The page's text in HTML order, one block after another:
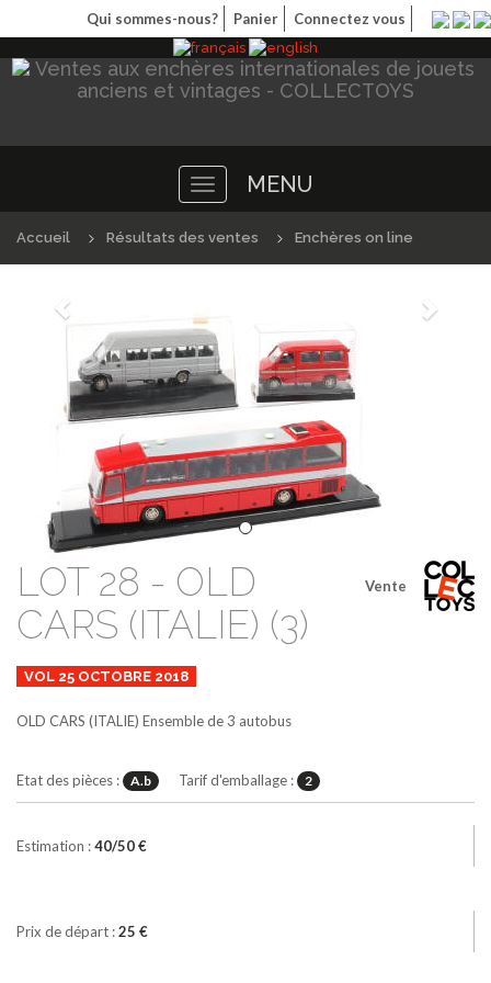
Qui sommes-nous? Panier Connectez vous
Toggle
navigation
MENU
Accueil Résultats des ventes Enchères on line
Précédént
Vente
LOT 28 - OLD
CARS (ITALIE) (3)
VOL 25 OCTOBRE 2018
OLD CARS (ITALIE) Ensemble de 3 autobus
Etat des pièces : A.b Tarif d'emballage : 2
Estimation :40/50 €
Prix de départ :25 €